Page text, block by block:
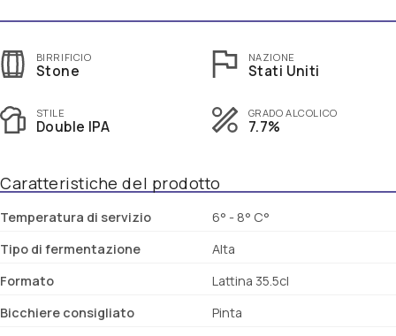
BIRRIFICIO
Stone
NAZIONE
Stati Uniti
STILE
Double IPA
GRADO ALCOLICO
7.7%
Caratteristiche del prodotto
Temperatura di servizio
6° - 8° C°
Tipo di fermentazione
Alta
Formato
Lattina 35.5cl
Bicchiere consigliato
Pinta